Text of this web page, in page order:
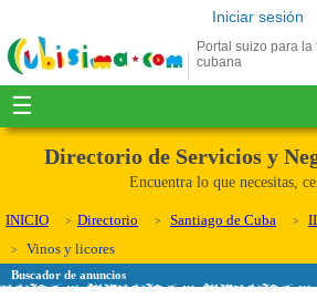
Iniciar sesión
Portal suizo para la
cubana
☰
Directorio de Servicios y
Encuentra lo que necesitas,
INICIO Directorio Santiago de Cuba
Vinos y licores
Buscador de anuncios